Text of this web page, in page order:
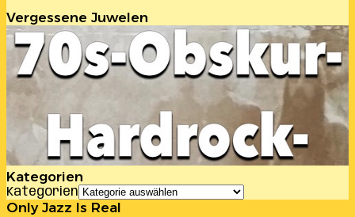
Vergessene Juwelen
Kategorien
Kategorien
Only Jazz Is Real